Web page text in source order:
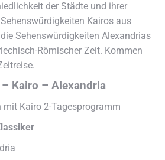
der Städte und ihrer
Kairos aus
Sehenswürdigkeiten Alexandrias
Römischer Zeit. Kommen
Kairo – Alexandria
Kairo 2-Tagesprogramm